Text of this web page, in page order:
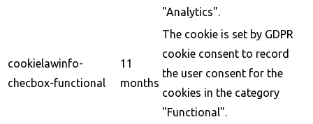
"Analytics".
cookielawinfo-
checbox-functional
11
months
The cookie is set by GDPR
cookie consent to record
the user consent for the
cookies in the category
"Functional".